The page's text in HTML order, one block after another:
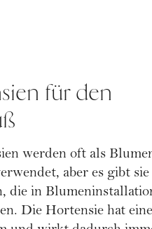
für den
werden oft als
aber es gibt
die in
Die Hortensie hat eine